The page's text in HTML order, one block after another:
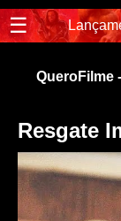
☰
QueroFilme
Resgate